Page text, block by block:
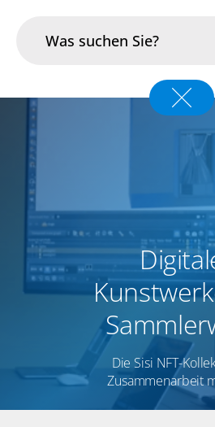
Branchen
Im Fokus
Portfolio
Infrastruktur & Betrieb
Über uns
Die Sisi NFT-
Zusammenarbeit